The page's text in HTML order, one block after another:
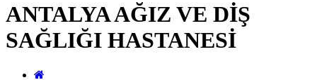
ANTALYA AĞIZ VE DİŞ
SAĞLIĞI HASTANESİ